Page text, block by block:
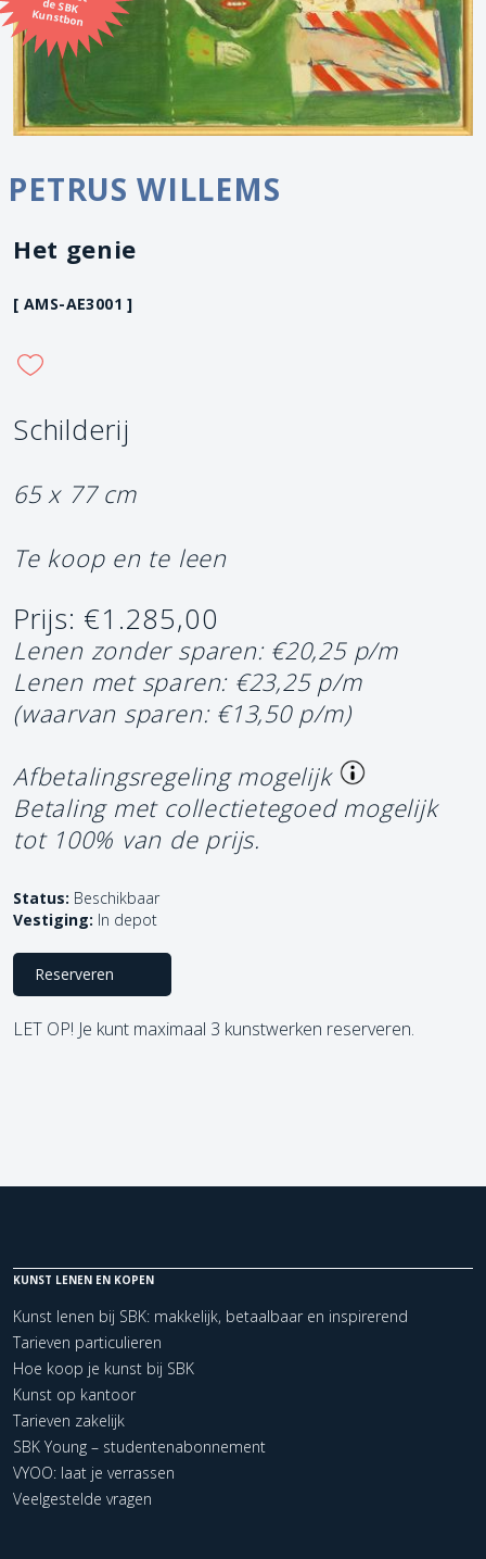
Kunstbon
PETRUS WILLEMS
Het genie
[ AMS-AE3001 ]
Schilderij
65 x 77 cm
Te koop en te leen
Prijs: €1.285,00
Lenen zonder sparen: €20,25 p/m
Lenen met sparen: €23,25 p/m
(waarvan sparen: €13,50 p/m)
Afbetalingsregeling mogelijk
Betaling met collectietegoed mogelijk
tot 100% van de prijs.
Status: Beschikbaar
Vestiging: In depot
Reserveren
LET OP! Je kunt maximaal 3 kunstwerken reserveren.
KUNST LENEN EN KOPEN
Kunst lenen bij SBK: makkelijk, betaalbaar en inspirerend
Tarieven particulieren
Hoe koop je kunst bij SBK
Kunst op kantoor
Tarieven zakelijk
SBK Young – studentenabonnement
VYOO: laat je verrassen
Veelgestelde vragen